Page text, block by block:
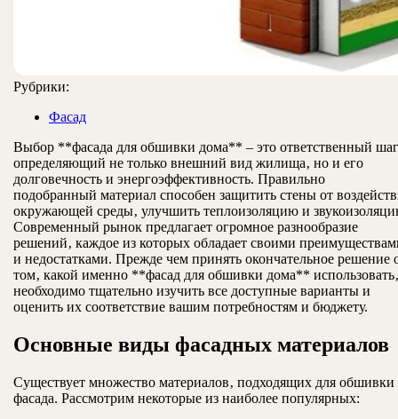
Рубрики:
Фасад
Выбор **фасада для обшивки дома** – это ответственный
определяющий не только внешний вид жилища‚ но и его
долговечность и энергоэффективность. Правильно
подобранный материал способен защитить стены от
окружающей среды‚ улучшить теплоизоляцию и
Современный рынок предлагает огромное разнообразие
решений‚ каждое из которых обладает своими
и недостатками. Прежде чем принять окончательное решение
том‚ какой именно **фасад для обшивки дома** использовать‚
необходимо тщательно изучить все доступные варианты и
оценить их соответствие вашим потребностям и бюджету.
Основные виды фасадных материалов
Существует множество материалов‚ подходящих для обшивки
фасада. Рассмотрим некоторые из наиболее популярных: